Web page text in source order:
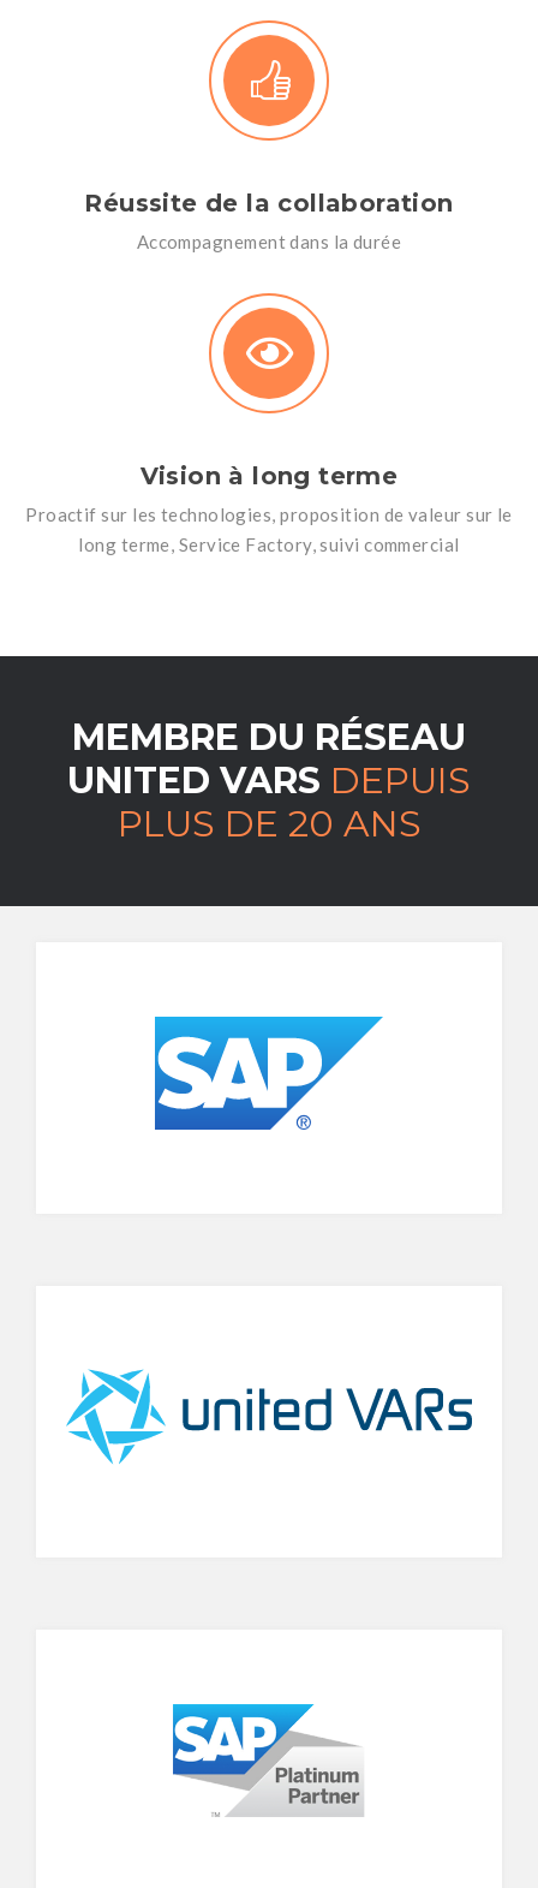
Réussite de la collaboration
Accompagnement dans la durée
Vision à long terme
Proactif sur les technologies, proposition de valeur sur le
long terme, Service Factory, suivi commercial
MEMBRE DU RÉSEAU
UNITED VARS DEPUIS
PLUS DE 20 ANS